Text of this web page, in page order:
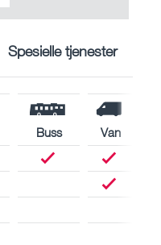
Spesielle tjenester
Buss
Van